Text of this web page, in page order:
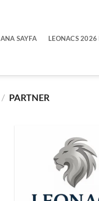
ANA SAYFA LEONACS 2026
/ PARTNER